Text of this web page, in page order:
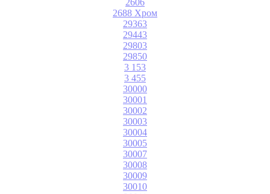
2688 Хром
29363
29443
29803
29850
3 153
3 455
30000
30001
30002
30003
30004
30005
30007
30008
30009
30010